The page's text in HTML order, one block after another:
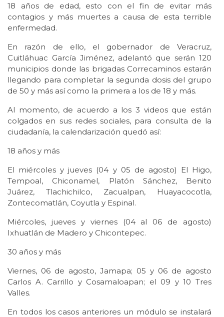
18 años de edad, esto con el fin de evitar más
contagios y más muertes a causa de esta terrible
enfermedad.
En razón de ello, el gobernador de Veracruz,
Cuitláhuac García Jiménez, adelantó que serán 120
municipios donde las brigadas Correcaminos estarán
llegando para completar la segunda dosis del grupo
de 50 y más así como la primera a los de 18 y más.
Al momento, de acuerdo a los 3 videos que están
colgados en sus redes sociales, para consulta de la
ciudadanía, la calendarización quedó así:
18 años y más
El miércoles y jueves (04 y 05 de agosto) El Higo,
Tempoal, Chiconamel, Platón Sánchez, Benito
Juárez, Tlachichilco, Zacualpan, Huayacocotla,
Zontecomatlán, Coyutla y Espinal.
Miércoles, jueves y viernes (04 al 06 de agosto)
Ixhuatlán de Madero y Chicontepec.
30 años y más
Viernes, 06 de agosto, Jamapa; 05 y 06 de agosto
Carlos A. Carrillo y Cosamaloapan; el 09 y 10 Tres
Valles.
En todos los casos anteriores un módulo se instalará